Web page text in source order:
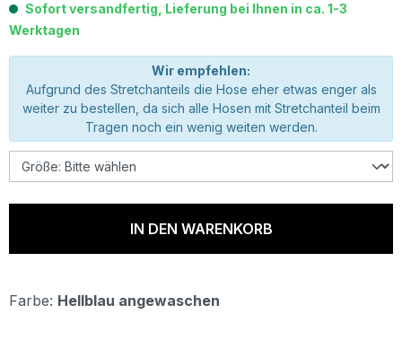
Sofort versandfertig, Lieferung bei Ihnen in ca. 1-3
Werktagen
Wir empfehlen:
Aufgrund des Stretchanteils die Hose eher etwas enger als
weiter zu bestellen, da sich alle Hosen mit Stretchanteil beim
Tragen noch ein wenig weiten werden.
IN DEN WARENKORB
Farbe: Hellblau angewaschen